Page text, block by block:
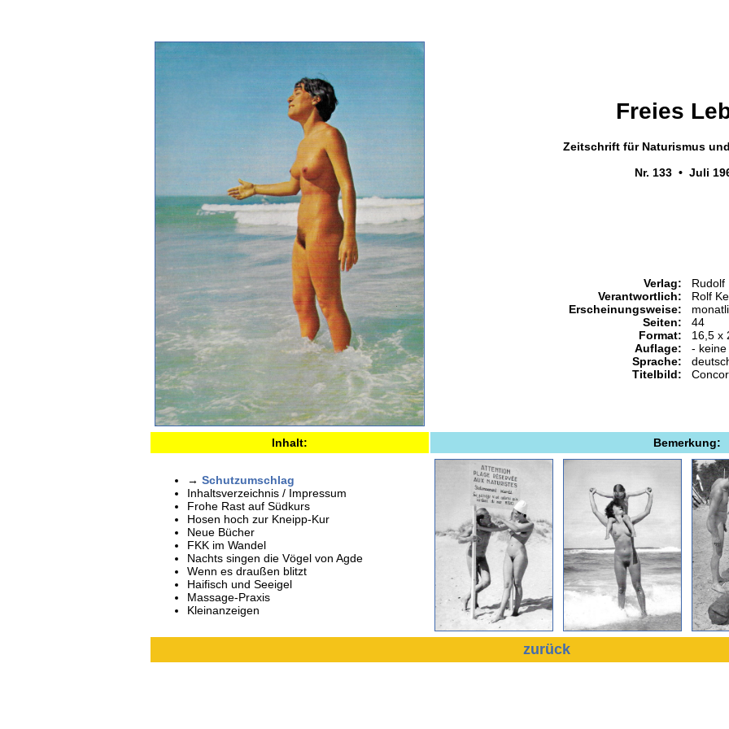
Freies
Zeitschrift für Naturismus
Nr. 133 • Juli
Verlag:
Verantwortlich:
Erscheinungsweise:
Seiten:
Format:
Auflage:
Sprache:
Titelbild:
Rudolf
Rolf
44
16,5 x
- keine
Inhalt: Bemerkung:
→ Schutzumschlag
Inhaltsverzeichnis / Impressum
Frohe Rast auf Südkurs
Hosen hoch zur Kneipp-Kur
Neue Bücher
FKK im Wandel
Nachts singen die Vögel von Agde
Wenn es draußen blitzt
Haifisch und Seeigel
Massage-Praxis
Kleinanzeigen
zurück